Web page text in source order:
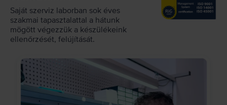
Saját szerviz laborban sok éves
szakmai tapasztalattal a hátunk
mögött végezzük a készülékeink
ellenőrzését, felújítását.